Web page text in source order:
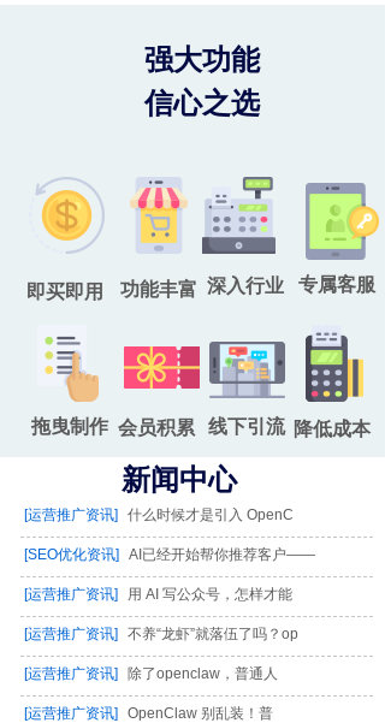
专属客服
强大功能
信心之选
功能丰富
线下引流
拖曳制作
即买即用
降低成本
会员积累
深入行业
新闻中心
[运营推广资讯] 什么时候才是引入 OpenC
[SEO优化资讯] AI已经开始帮你推荐客户——
[运营推广资讯] 用 AI 写公众号，怎样才能
[运营推广资讯] 不养“龙虾”就落伍了吗？op
[运营推广资讯] 除了openclaw，普通人
[运营推广资讯] OpenClaw 别乱装！普